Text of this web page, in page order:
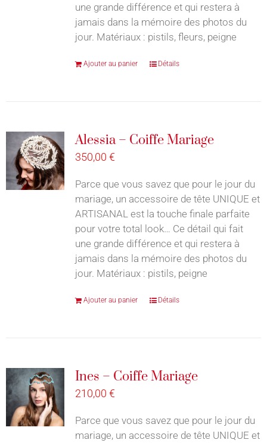
une grande différence et qui restera à
jamais dans la mémoire des photos du
jour. Matériaux : pistils, fleurs, peigne
Ajouter au panier Détails
Alessia – Coiffe Mariage
350,00 €
Parce que vous savez que pour le jour du
mariage, un accessoire de tête UNIQUE et
ARTISANAL est la touche finale parfaite
pour votre total look… Ce détail qui fait
une grande différence et qui restera à
jamais dans la mémoire des photos du
jour. Matériaux : pistils, peigne
Ajouter au panier Détails
Ines – Coiffe Mariage
210,00 €
Parce que vous savez que pour le jour du
mariage, un accessoire de tête UNIQUE et